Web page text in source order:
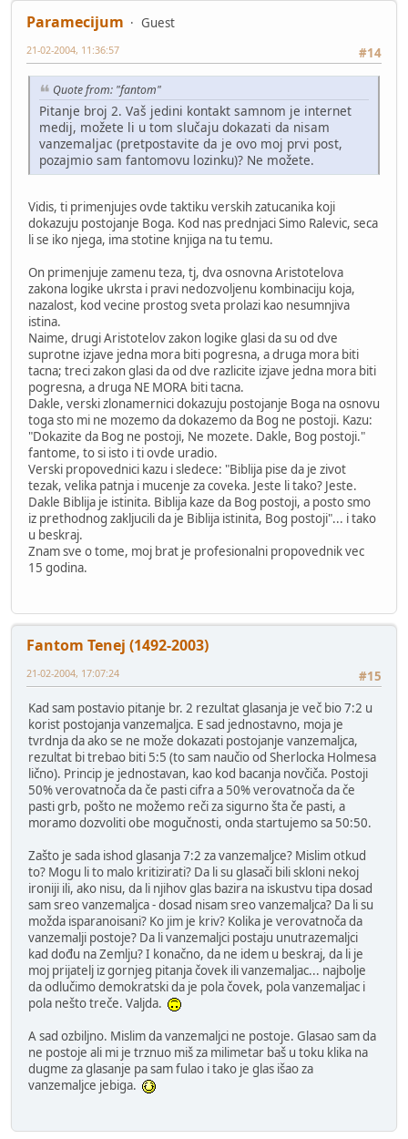
Paramecijum
Guest
#14
21-02-2004, 11:36:57
Quote from: "fantom"
Pitanje broj 2. Vaš jedini kontakt samnom je internet
medij, možete li u tom slučaju dokazati da nisam
vanzemaljac (pretpostavite da je ovo moj prvi post,
pozajmio sam fantomovu lozinku)? Ne možete.
Vidis, ti primenjujes ovde taktiku verskih zatucanika koji
dokazuju postojanje Boga. Kod nas prednjaci Simo Ralevic, seca
li se iko njega, ima stotine knjiga na tu temu.
On primenjuje zamenu teza, tj, dva osnovna Aristotelova
zakona logike ukrsta i pravi nedozvoljenu kombinaciju koja,
nazalost, kod vecine prostog sveta prolazi kao nesumnjiva
istina.
Naime, drugi Aristotelov zakon logike glasi da su od dve
suprotne izjave jedna mora biti pogresna, a druga mora biti
tacna; treci zakon glasi da od dve razlicite izjave jedna mora biti
pogresna, a druga NE MORA biti tacna.
Dakle, verski zlonamernici dokazuju postojanje Boga na osnovu
toga sto mi ne mozemo da dokazemo da Bog ne postoji. Kazu:
"Dokazite da Bog ne postoji, Ne mozete. Dakle, Bog postoji."
fantome, to si isto i ti ovde uradio.
Verski propovednici kazu i sledece: "Biblija pise da je zivot
tezak, velika patnja i mucenje za coveka. Jeste li tako? Jeste.
Dakle Biblija je istinita. Biblija kaze da Bog postoji, a posto smo
iz prethodnog zakljucili da je Biblija istinita, Bog postoji"... i tako
u beskraj.
Znam sve o tome, moj brat je profesionalni propovednik vec
15 godina.
Fantom Tenej (1492-2003)
#15
21-02-2004, 17:07:24
Kad sam postavio pitanje br. 2 rezultat glasanja je več bio 7:2 u
korist postojanja vanzemaljca. E sad jednostavno, moja je
tvrdnja da ako se ne može dokazati postojanje vanzemaljca,
rezultat bi trebao biti 5:5 (to sam naučio od Sherlocka Holmesa
lično). Princip je jednostavan, kao kod bacanja novčiča. Postoji
50% verovatnoča da če pasti cifra a 50% verovatnoča da če
pasti grb, pošto ne možemo reči za sigurno šta če pasti, a
moramo dozvoliti obe mogučnosti, onda startujemo sa 50:50.
Zašto je sada ishod glasanja 7:2 za vanzemaljce? Mislim otkud
to? Mogu li to malo kritizirati? Da li su glasači bili skloni nekoj
ironiji ili, ako nisu, da li njihov glas bazira na iskustvu tipa dosad
sam sreo vanzemaljca - dosad nisam sreo vanzemaljca? Da li su
možda isparanoisani? Ko jim je kriv? Kolika je verovatnoča da
vanzemalji postoje? Da li vanzemaljci postaju unutrazemaljci
kad dođu na Zemlju? I konačno, da ne idem u beskraj, da li je
moj prijatelj iz gornjeg pitanja čovek ili vanzemaljac... najbolje
da odlučimo demokratski da je pola čovek, pola vanzemaljac i
pola nešto treče. Valjda.
A sad ozbiljno. Mislim da vanzemaljci ne postoje. Glasao sam da
ne postoje ali mi je trznuo miš za milimetar baš u toku klika na
dugme za glasanje pa sam fulao i tako je glas išao za
vanzemaljce jebiga.